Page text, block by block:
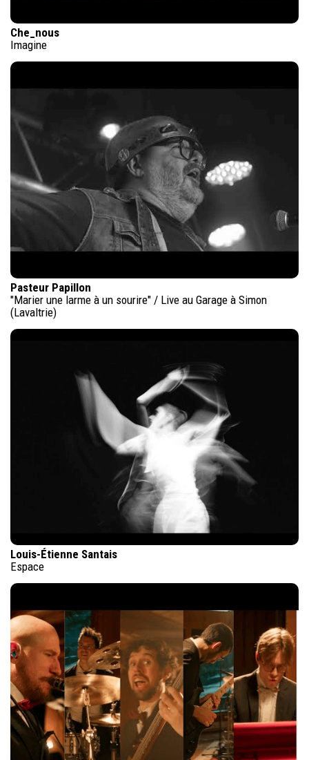
Che_nous
Imagine
Pasteur Papillon
"Marier une larme à un sourire" / Live au Garage à Simon
(Lavaltrie)
Louis-Étienne Santais
Espace